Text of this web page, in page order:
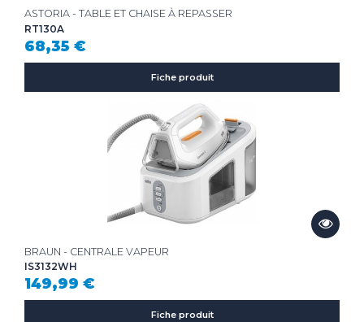
ASTORIA - TABLE ET CHAISE À REPASSER
RT130A
68,35 €
Fiche produit
BRAUN - CENTRALE VAPEUR
IS3132WH
149,99 €
Fiche produit